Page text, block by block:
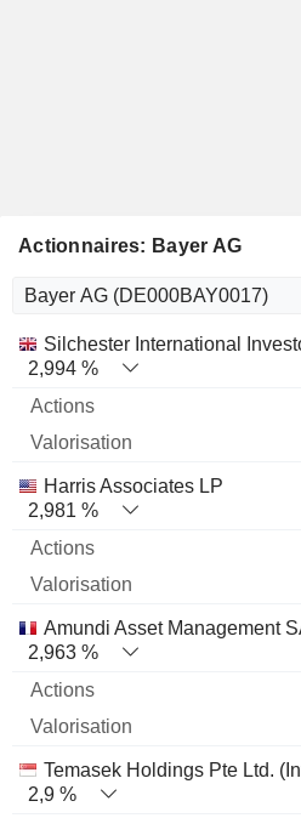
Actionnaires: Bayer AG
Nom Actions % Valorisation
Silchester International
2,994 %
Harris Associates LP
2,981 %
Amundi Asset Management
2,963 %
Temasek Holdings Pte Ltd.
2,9 %